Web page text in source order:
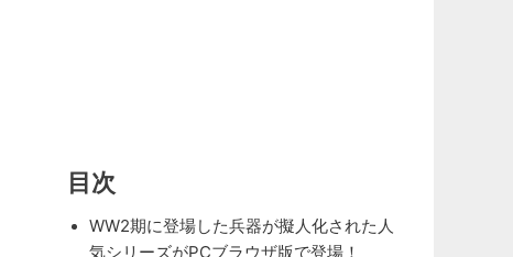
目次
WW2期に登場した兵器が擬人化された人
気シリーズがPCブラウザ版で登場！